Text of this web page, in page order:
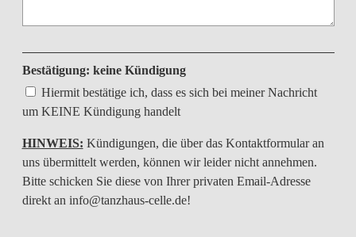
Bestätigung: keine Kündigung
Hiermit bestätige ich, dass es sich bei meiner Nachricht
um KEINE Kündigung handelt
HINWEIS: Kündigungen, die über das Kontaktformular an
uns übermittelt werden, können wir leider nicht annehmen.
Bitte schicken Sie diese von Ihrer privaten Email-Adresse
direkt an info@tanzhaus-celle.de!